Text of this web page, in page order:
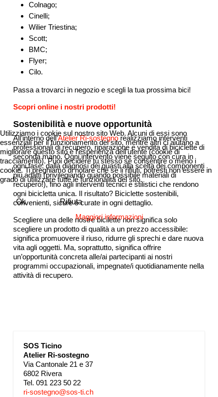
Colnago;
Cinelli;
Wilier Triestina;
Scott;
BMC;
Flyer;
Cilo.
Passa a trovarci in negozio e scegli la tua prossima bici!
Scopri online i nostri prodotti!
Sostenibilità e nuove opportunità
All’interno dell’Atelier Ri-sostegnorealizziamo interventi
professionali di recupero, riparazione e vendita di biciclette di
seconda mano. Ogni intervento viene seguito con cura in
ogni fase: dalla diagnosi dei guasti alla scelta dei componenti
più adatti (privilegiando quando possibile materiali di
recupero!), fino agli interventi tecnici e stilistici che rendono
ogni bicicletta unica. Il risultato? Biciclette sostenibili,
convenienti, sicure e curate in ogni dettaglio.
Scegliere una delle nostre bicilette non significa solo
scegliere un prodotto di qualità a un prezzo accessibile:
significa promuovere il riuso, ridurre gli sprechi e dare nuova
vita agli oggetti. Ma, soprattutto, significa offrire
un’opportunità concreta alle/ai partecipanti ai nostri
programmi occupazionali, impegnate/i quotidianamente nella
attività di recupero.
SOS Ticino
Atelier Ri-sostegno
Via Cantonale 21 e 37
6802 Rivera
Tel. 091 223 50 22
ri-sostegno@sos-ti.ch
Utilizziamo i cookie sul nostro sito Web. Alcuni di essi sono
essenziali per il funzionamento del sito, mentre altri ci aiutano a
migliorare questo sito e l'esperienza dell'utente (cookie di
tracciamento). Puoi decidere tu stesso se consentire o meno i
cookie. Ti preghiamo di notare che se li rifiuti, potresti non essere in
grado di utilizzare tutte le funzionalità del sito.
Ok
Rifiuta
Maggiori informazioni